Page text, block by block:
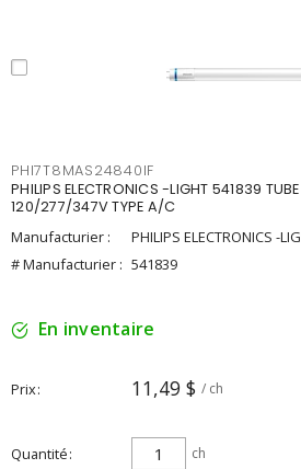
PHI7T8MAS24840IF
PHILIPS ELECTRONICS -LIGHT 541839
120/277/347V TYPE A/C
Manufacturier :
PHILIPS ELECTRONICS -
# Manufacturier : 541839
En inventaire
Prix 11,49 $ / ch
Quantité ch